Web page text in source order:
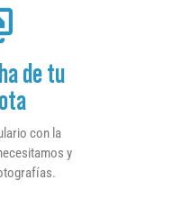
de tu
con la
y